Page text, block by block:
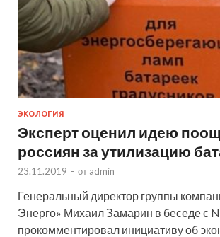
ЭКОЛОГИЯ
Эксперт оценил идею
россиян за утилизацию
23.11.2019 - от admin
Генеральный директор группы
Энерго» Михаил Замарин в беседе с
прокомментировал инициативу об